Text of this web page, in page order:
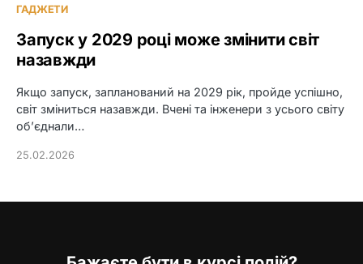
ГАДЖЕТИ
Запуск у 2029 році може змінити світ
назавжди
Якщо запуск, запланований на 2029 рік, пройде успішно,
світ зміниться назавжди. Вчені та інженери з усього світу
об’єднали…
25.02.2026